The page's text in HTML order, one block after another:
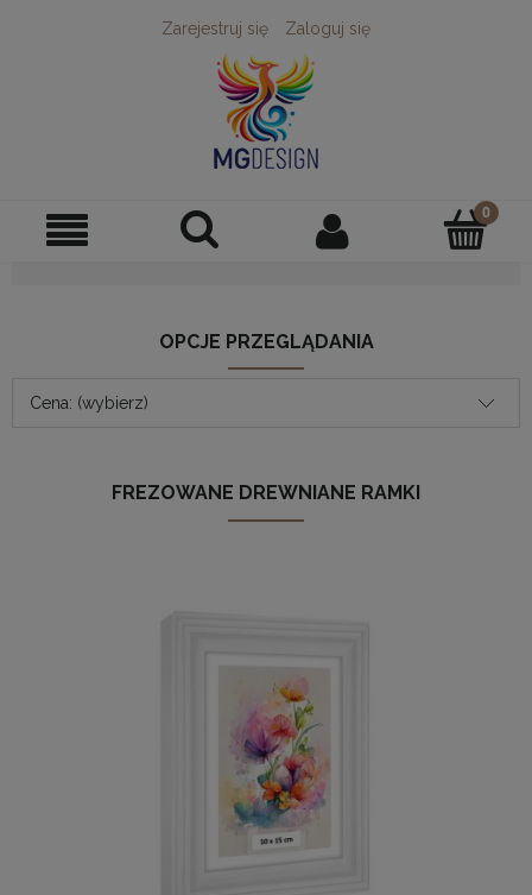
Zarejestruj się Zaloguj się
OPCJE PRZEGLĄDANIA
Cena: (wybierz)
FREZOWANE DREWNIANE RAMKI